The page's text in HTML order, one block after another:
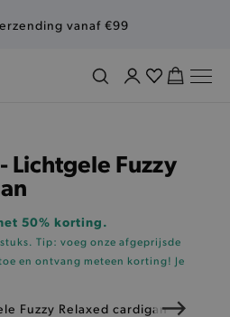
vanaf €99
Lichtgele Fuzzy
50% korting.
Tip: voeg onze afgeprijsde
en ontvang meteen korting! Je